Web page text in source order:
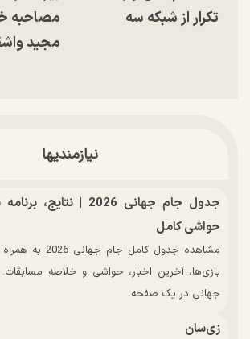
تکرار از شبکه سه
مصاحبه
مجید
نیازمندیها
جدول جام جهانی 2026 |
حواشی کامل
مشاهده جدول کامل
بازی‌ها، آخرین اخبار، حواشی و خلاصه
جهانی در یک صفحه.
زی‌سان